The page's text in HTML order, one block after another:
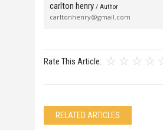
carlton henry / Author
carltonhenry@gmail.com
Rate This Article:
RELATED ARTICLES